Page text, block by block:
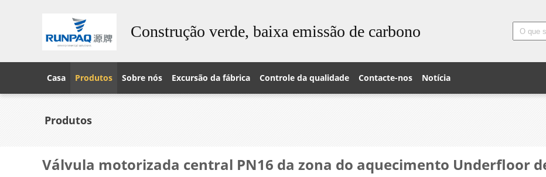
Construção verde, baixa emissão de carbono
Casa Produtos Sobre nós Excursão da fábrica Controle da qualidade Contacte-nos Notícia
Produtos
Válvula motorizada central PN16 da zona do aquecimento Underfloor